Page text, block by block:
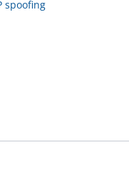
fiche en
spoofing